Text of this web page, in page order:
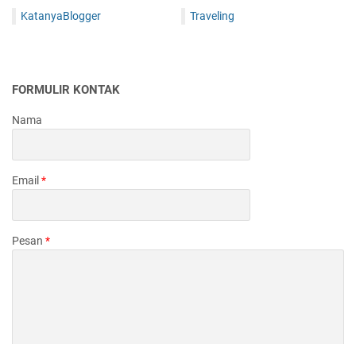
KatanyaBlogger
Traveling
FORMULIR KONTAK
Nama
Email *
Pesan *